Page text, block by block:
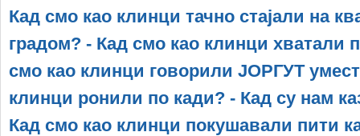
Кад смо као клинци тачно стајали на
градом? - Кад смо као клинци хватали
смо као клинци говорили ЈОРГУТ
клинци ронили по кади? - Кад су нам
Кад смо као клинци покушавали пити